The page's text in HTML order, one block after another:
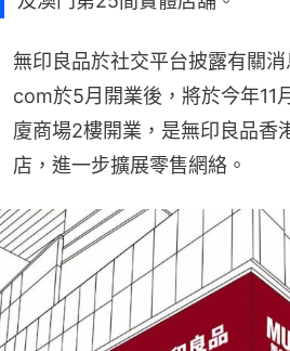
無印良品於社交平台披露有關
com於5月開業後，將於今年11
廈商場2樓開業，是無印良品香
店，進一步擴展零售網絡。